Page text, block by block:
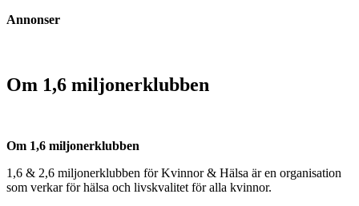
Annonser
Om 1,6 miljonerklubben
Om 1,6 miljonerklubben
1,6 & 2,6 miljonerklubben för Kvinnor & Hälsa är en organisation
som verkar för hälsa och livskvalitet för alla kvinnor.